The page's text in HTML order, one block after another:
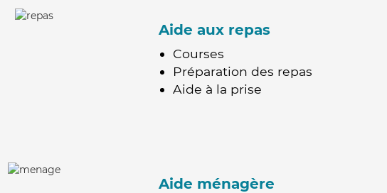
Aide aux repas
Courses
Préparation des repas
Aide à la prise
Aide ménagère